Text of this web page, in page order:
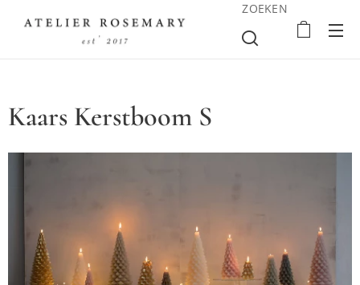
ZOEKEN
Kaars Kerstboom S